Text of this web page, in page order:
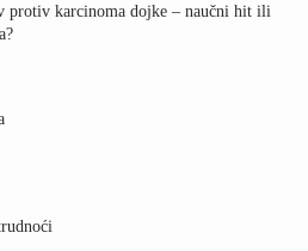
protiv karcinoma dojke – naučni hit ili